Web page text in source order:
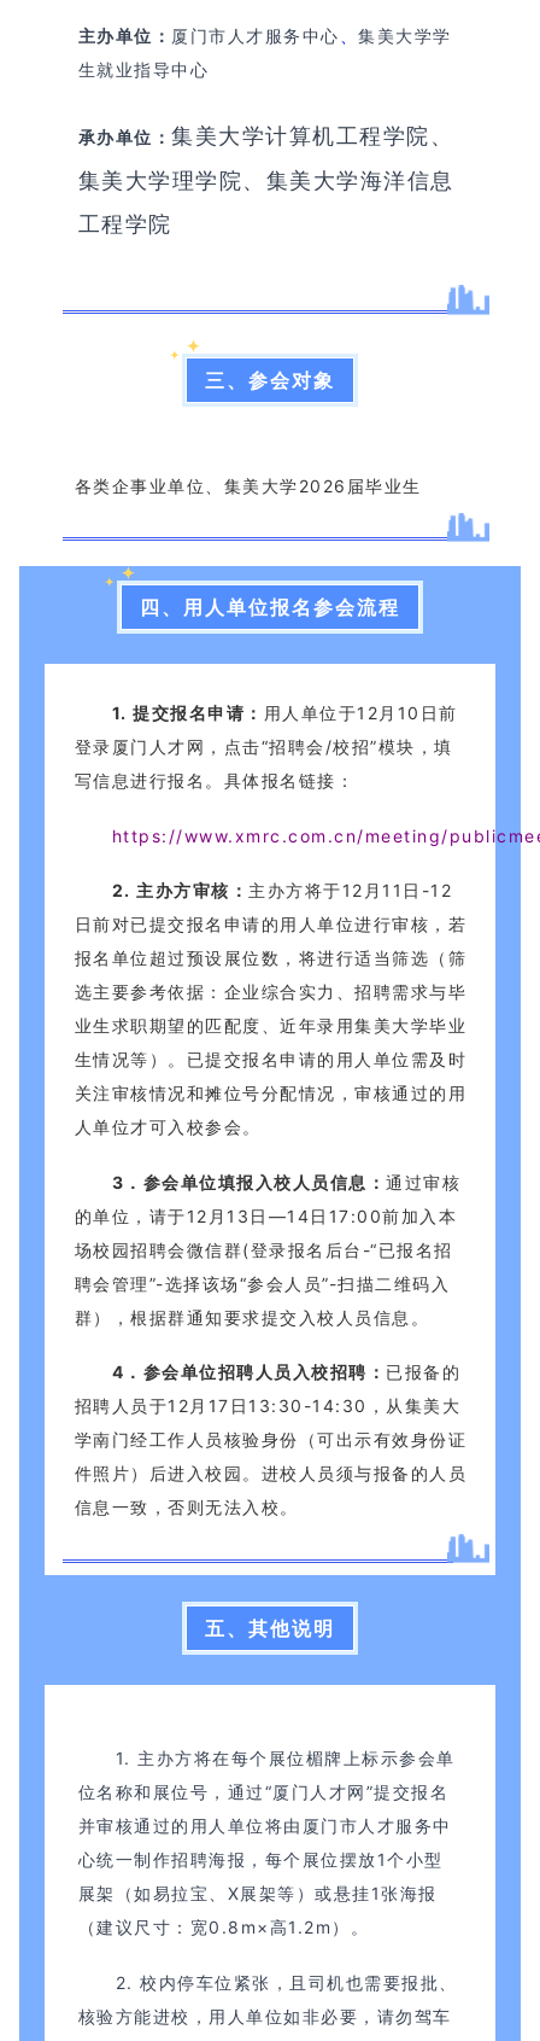
主办单位： 厦门市人才服务中心 、集美大学学
生就业指导中心
承办单位：集美大学计算机工程学院、
集美大学理学院、集美大学海洋信息
工程学院
三、参会对象
各类企事业单位、集美大学2026届毕业生
四、用人单位报名参会流程
1. 提交报名申请： 用人单位于12月10日前
登录厦门人才网，点击“招聘会/校招”模块，填
写信息进行报名。具体报名链接：
https://www.xmrc.com.cn/meeting/
2. 主办方审核： 主办方将于12月11日-12
日前对已提交报名申请的用人单位进行审核，若
报名单位超过预设展位数，将进行适当筛选（筛
选主要参考依据：企业综合实力、招聘需求与毕
业生求职期望的匹配度、近年录用集美大学毕业
生情况等）。已提交报名申请的用人单位需及时
关注审核情况和摊位号分配情况，审核通过的用
人单位才可入校参会。
3．参会单位填报入校人员信息：通过审核
的单位，请于12月13日—14日17:00前加入本
场校园招聘会微信群(登录报名后台-“已报名招
聘会管理”-选择该场“参会人员”-扫描二维码入
群），根据群通知要求提交入校人员信息。
4．参会单位招聘人员入校招聘： 已报备的
招聘人员于12月17日13:30-14:30，从集美大
学南门经工作人员核验身份（可出示有效身份证
件照片）后进入校园。进校人员须与报备的人员
信息一致，否则无法入校。
五、其他说明
1. 主办方将在每个展位楣牌上标示参会单
位名称和展位号，通过“厦门人才网”提交报名
并审核通过的用人单位将由厦门市人才服务中
心统一制作招聘海报，每个展位摆放1个小型
展架（如易拉宝、X展架等）或悬挂1张海报
（建议尺寸：宽0.8m×高1.2m）。
2. 校内停车位紧张，且司机也需要报批、
核验方能进校，用人单位如非必要，请勿驾车